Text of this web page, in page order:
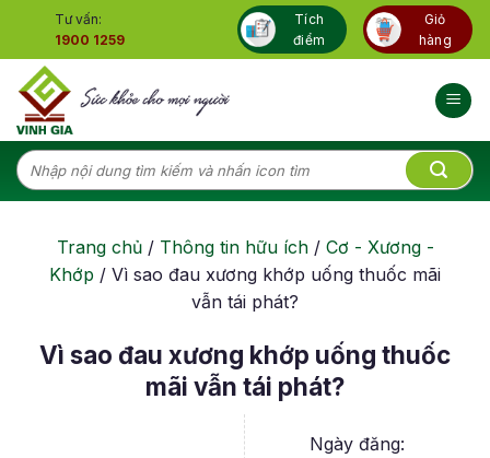
content
Tư vấn:
1900 1259
Tích
điểm
Giỏ
hàng
Tìm
kiếm:
Trang chủ/ Thông tin hữu ích/ Cơ - Xương -
Khớp / Vì sao đau xương khớp uống thuốc mãi
vẫn tái phát?
Vì sao đau xương khớp uống thuốc
mãi vẫn tái phát?
Ngày đăng: